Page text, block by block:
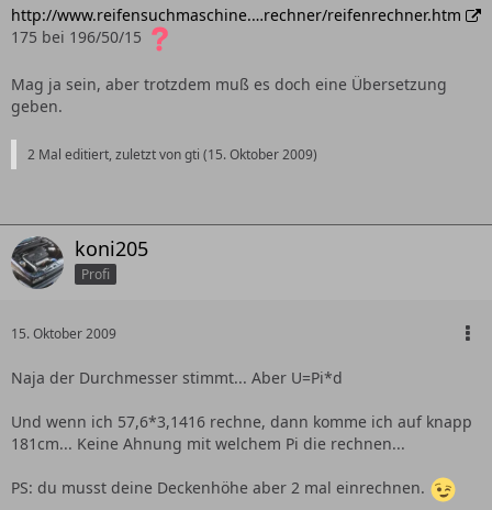
http://www.reifensuchmaschine.…rechner/reifenrechner.htm
175 bei 196/50/15
Mag ja sein, aber trotzdem muß es doch eine Übersetzung
geben.
2 Mal editiert, zuletzt von gti (15. Oktober 2009)
koni205
Profi
15. Oktober 2009
Naja der Durchmesser stimmt... Aber U=Pi*d
Und wenn ich 57,6*3,1416 rechne, dann komme ich auf knapp
181cm... Keine Ahnung mit welchem Pi die rechnen...
PS: du musst deine Deckenhöhe aber 2 mal einrechnen.